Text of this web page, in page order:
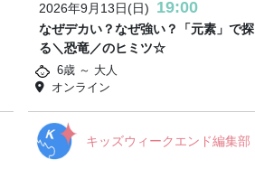
2026年9月13日(日) 19:00
なぜデカい？なぜ強い？「元素」で探
る＼恐竜／のヒミツ☆
6歳 ～ 大人
オンライン
キッズウィークエンド編集部